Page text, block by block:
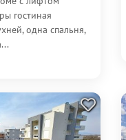
гостиная
одна спальня,